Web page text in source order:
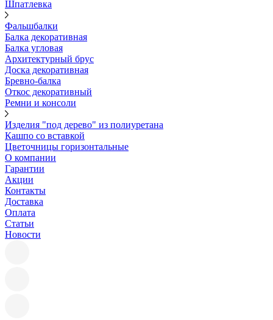
Шпатлевка
Фальшбалки
Балка декоративная
Балка угловая
Архитектурный брус
Доска декоративная
Бревно-балка
Откос декоративный
Ремни и консоли
Изделия "под дерево" из полиуретана
Кашпо со вставкой
Цветочницы горизонтальные
О компании
Гарантии
Акции
Контакты
Доставка
Оплата
Статьи
Новости